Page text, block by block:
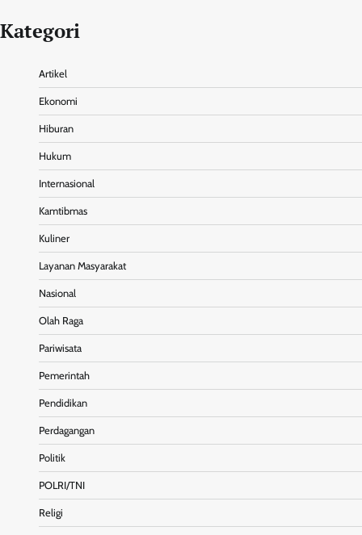
Kategori
Artikel
Ekonomi
Hiburan
Hukum
Internasional
Kamtibmas
Kuliner
Layanan Masyarakat
Nasional
Olah Raga
Pariwisata
Pemerintah
Pendidikan
Perdagangan
Politik
POLRI/TNI
Religi